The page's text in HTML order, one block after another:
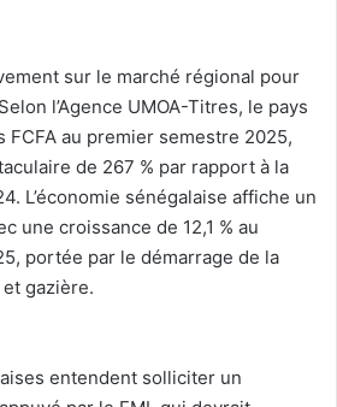
sur le marché régional pour
l’Agence UMOA-Titres, le pays
FCFA au premier semestre 2025,
de 267 % par rapport à la
L’économie sénégalaise affiche un
une croissance de 12,1 % au
portée par le démarrage de la
gazière.
entendent solliciter un